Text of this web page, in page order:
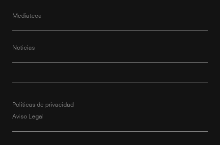
Mediateca
Noticias
Políticas de privacidad
Aviso Legal